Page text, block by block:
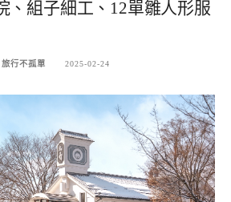
、組子細工、12單雛人形服
旅行不孤單 2025-02-24